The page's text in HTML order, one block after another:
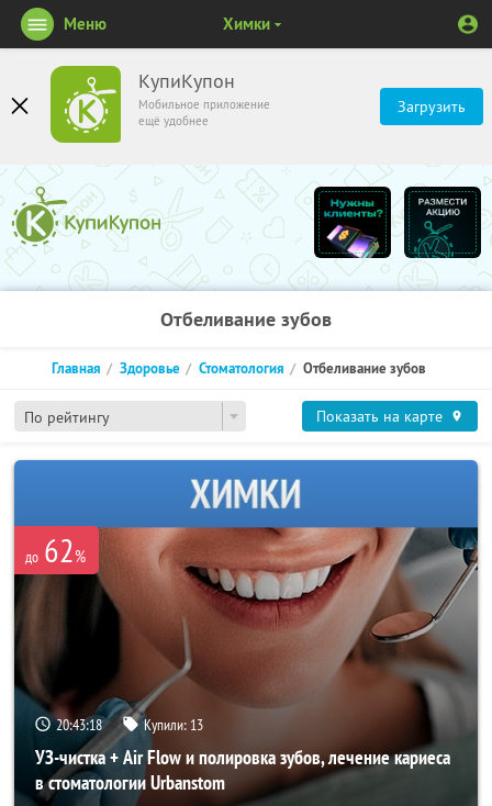
КупиКупон
Мобильное приложение
ещё удобнее
Загрузить
Меню Химки
Отбеливание зубов
По рейтингу
Главная Здоровье Стоматология Отбеливание зубов
Показать на карте
до 62%
20:43:17 Купили: 13
УЗ-чистка + Air Flow и полировка зубов, лечение кариеса
в стоматологии Urbanstom